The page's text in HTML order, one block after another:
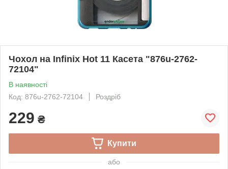
Чохол на Infinix Hot 11 Касета "876u-2762-
72104"
В наявності
Код: 876u-2762-72104
Роздріб
229 ₴
Купити
або